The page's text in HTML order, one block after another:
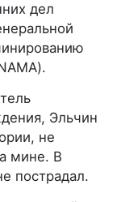
дел
Эльчин
не
мине. В
пострадал.